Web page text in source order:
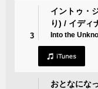
3
イントゥ・
り) / イディ
Into the
おとなにな